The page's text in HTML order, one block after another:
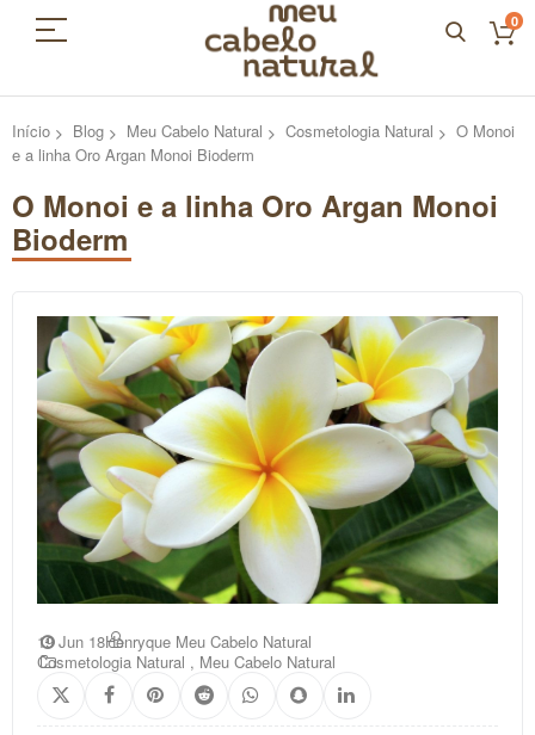
0
Início Blog Meu Cabelo Natural Cosmetologia Natural
O Monoi
e a linha Oro Argan Monoi Bioderm
O Monoi e a linha Oro Argan Monoi
Bioderm
19 Jun 18Henryque Meu Cabelo Natural
Cosmetologia Natural , Meu Cabelo Natural